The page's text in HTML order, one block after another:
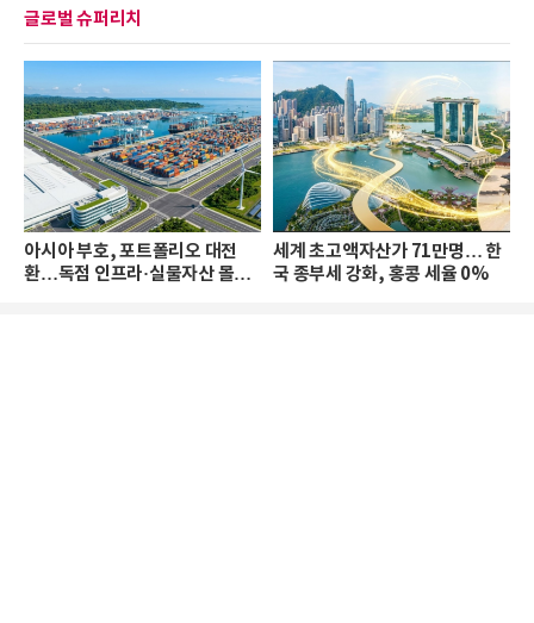
글로벌 슈퍼리치
아시아 부호, 포트폴리오 대전
환…독점 인프라·실물자산 몰린
세계 초고액자산가 71만명… 한
국 종부세 강화, 홍콩 세율 0%